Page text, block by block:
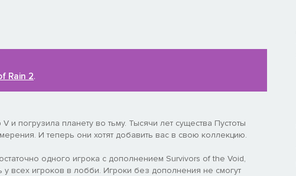
Rain 2.
и погрузила планету во тьму. Тысячи лет существа Пустоты
И теперь они хотят добавить вас в свою коллекцию.
одного игрока с дополнением Survivors of the Void,
всех игроков в лобби. Игроки без дополнения не смогут